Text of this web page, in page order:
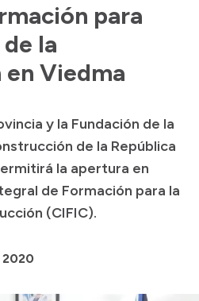
para
la
Viedma
y la Fundación de la
de la República
la apertura en
de Formación para la
(CIFIC).
2020